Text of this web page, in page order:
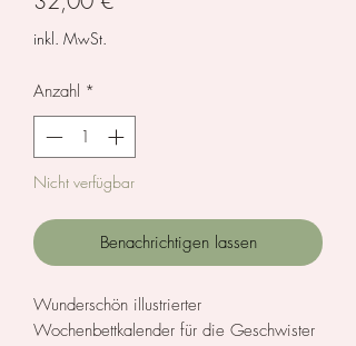
inkl. MwSt.
Anzahl *
Nicht verfügbar
Benachrichtigen lassen
Wunderschön illustrierter
Wochenbettkalender für die Geschwister